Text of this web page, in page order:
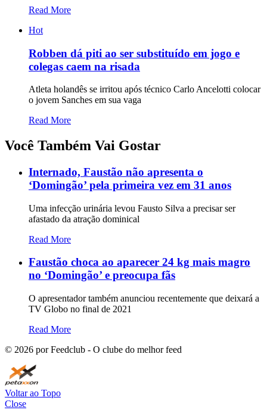
Read More
Hot
Robben dá piti ao ser substituído em jogo e
colegas caem na risada
Atleta holandês se irritou após técnico Carlo Ancelotti colocar
o jovem Sanches em sua vaga
Read More
Você Também Vai Gostar
Internado, Faustão não apresenta o
‘Domingão’ pela primeira vez em 31 anos
Uma infecção urinária levou Fausto Silva a precisar ser
afastado da atração dominical
Read More
Faustão choca ao aparecer 24 kg mais magro
no ‘Domingão’ e preocupa fãs
O apresentador também anunciou recentemente que deixará a
TV Globo no final de 2021
Read More
© 2026 por Feedclub - O clube do melhor feed
Voltar ao Topo
Close